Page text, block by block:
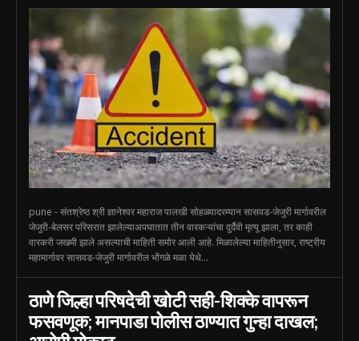
pune - संतश्रेष्ठ श्री ज्ञानेश्वर महाराज पालखी सोहळ्यादरम्यान सासवड-जेजुरी मार्गावरील
जेजुरी-बेलसर परिसरात झालेल्याअपघातात तीन वारकऱ्यांचा दुर्दैवी मृत्यू झाला, तर काही
वारकरी जखमी झाले असल्याची माहिती समोर आली आहे. मिळालेल्या माहितीनुसार, राष्ट्रीय
महामार्गावर सासवड-जेजुरी मार्गावरील भोंगळे मळा येथे...
ठाणे जिल्हा परिषदेची खोटी सही-शिक्के वापरून
फसवणूक; मानपाडा पोलीस ठाण्यात गुन्हा दाखल;